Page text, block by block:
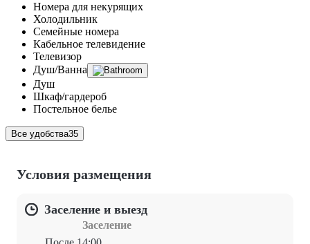
Номера для некурящих
Холодильник
Семейные номера
Кабельное телевидение
Телевизор
Душ/Ванна
Душ
Шкаф/гардероб
Постельное белье
Все удобства35
Условия размещения
Заселение и выезд
Заселение